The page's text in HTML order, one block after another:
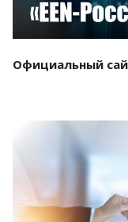
Официальный